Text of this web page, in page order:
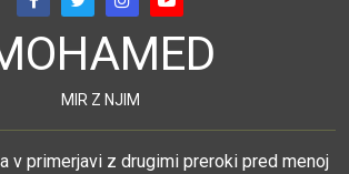
MIR Z NJIM
v primerjavi z drugimi preroki pred menoj